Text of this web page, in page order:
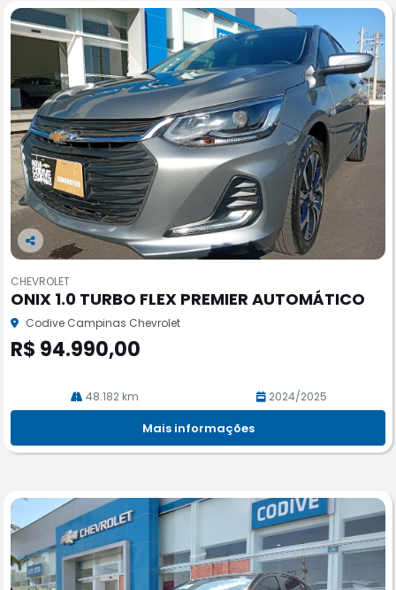
Co
pa
rtil
he
CHEVROLET
ONIX 1.0 TURBO FLEX PREMIER AUTOMÁTICO
Codive Campinas Chevrolet
R$ 94.990,00
48.182 km 2024/2025
Mais informações